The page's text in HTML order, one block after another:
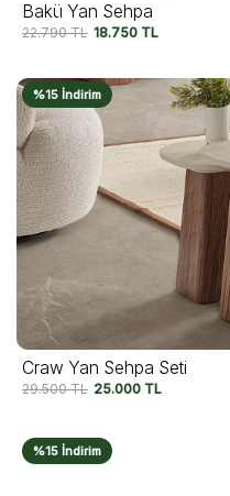
Bakü Yan Sehpa
22.790TL 18.750 TL
%15 İndirim
Craw Yan Sehpa Seti
29.500TL 25.000 TL
%15 İndirim